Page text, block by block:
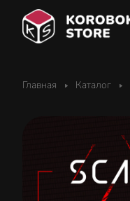
Главная Каталог